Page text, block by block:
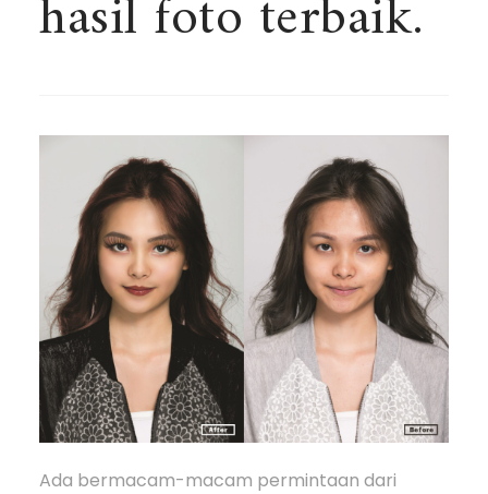
hasil foto terbaik.
Ada bermacam-macam permintaan dari